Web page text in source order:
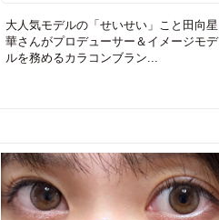
大人気モデルの「せいせい」こと田向星
華さんがプロデューサー＆イメージモデ
ルを務めるカラコンブラン...